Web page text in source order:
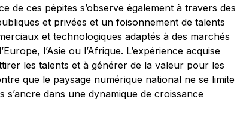
de ces pépites s’observe également à travers des
et privées et un foisonnement de talents
et technologiques adaptés à des marchés
l’Asie ou l’Afrique. L’expérience acquise
les talents et à générer de la valeur pour les
que le paysage numérique national ne se limite
dans une dynamique de croissance